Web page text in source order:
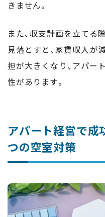
きません。
また、収支計画を立てる
見落とすと、家賃収入が
担が大きくなり、アパー
性があります。
アパート経営で成
つの空室対策